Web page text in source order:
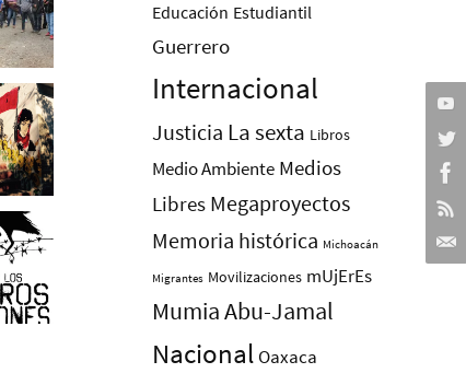
Educación Estudiantil
Guerrero
Internacional
Justicia La sexta Libros
Medio Ambiente Medios
Libres Megaproyectos
Memoria histórica Michoacán
Migrantes Movilizaciones mUjErEs
Mumia Abu-Jamal
Nacional Oaxaca